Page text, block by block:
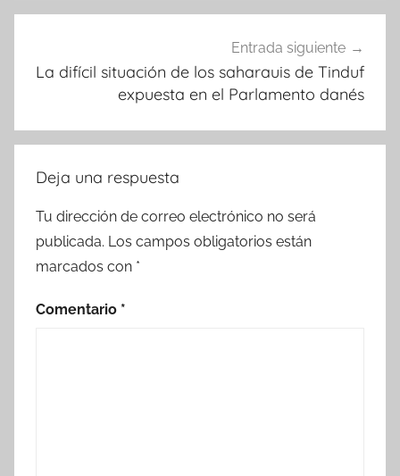
Entrada siguiente
La difícil situación de los saharauis de Tinduf
expuesta en el Parlamento danés
Deja una respuesta
Tu dirección de correo electrónico no será
publicada. Los campos obligatorios están
marcados con *
Comentario *